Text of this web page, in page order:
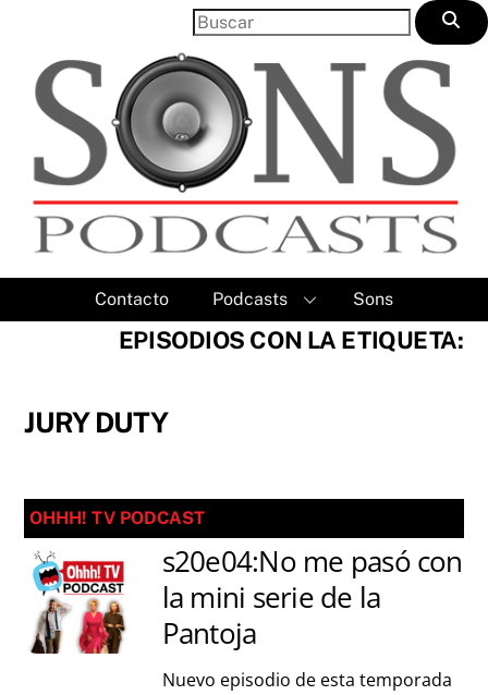
content
Contacto Podcasts Sons
EPISODIOS CON LA ETIQUETA:
JURY DUTY
OHHH! TV PODCAST
s20e04:No me pasó con
la mini serie de la
Pantoja
Nuevo episodio de esta temporada